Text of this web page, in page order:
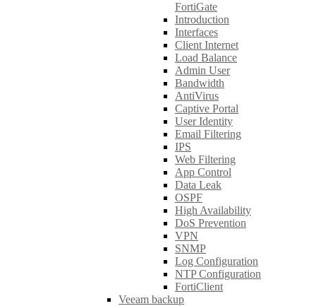
FortiGate
Introduction
Interfaces
Client Internet
Load Balance
Admin User
Bandwidth
AntiVirus
Captive Portal
User Identity
Email Filtering
IPS
Web Filtering
App Control
Data Leak
OSPF
High Availability
DoS Prevention
VPN
SNMP
Log Configuration
NTP Configuration
FortiClient
Veeam backup